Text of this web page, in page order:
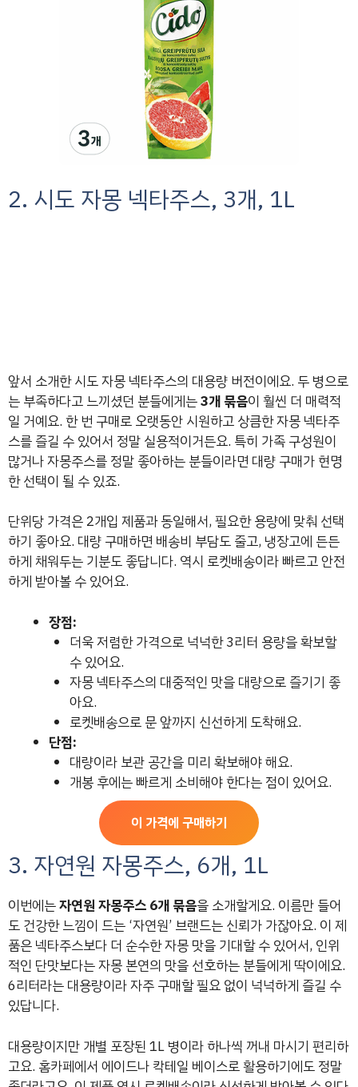
2. 시도 자몽 넥타주스, 3개, 1L
앞서 소개한 시도 자몽 넥타주스의 대용량 버전이에요. 두 병으로
는 부족하다고 느끼셨던 분들에게는3개 묶음이 훨씬 더 매력적
일 거예요. 한 번 구매로 오랫동안 시원하고 상큼한 자몽 넥타주
스를 즐길 수 있어서 정말 실용적이거든요. 특히 가족 구성원이
많거나 자몽주스를 정말 좋아하는 분들이라면 대량 구매가 현명
한 선택이 될 수 있죠.
단위당 가격은 2개입 제품과 동일해서, 필요한 용량에 맞춰 선택
하기 좋아요. 대량 구매하면 배송비 부담도 줄고, 냉장고에 든든
하게 채워두는 기분도 좋답니다. 역시 로켓배송이라 빠르고 안전
하게 받아볼 수 있어요.
장점:
더욱 저렴한 가격으로 넉넉한 3리터 용량을 확보할
수 있어요.
자몽 넥타주스의 대중적인 맛을 대량으로 즐기기 좋
아요.
로켓배송으로 문 앞까지 신선하게 도착해요.
단점:
대량이라 보관 공간을 미리 확보해야 해요.
개봉 후에는 빠르게 소비해야 한다는 점이 있어요.
이 가격에 구매하기
3. 자연원 자몽주스, 6개, 1L
이번에는자연원 자몽주스 6개 묶음을 소개할게요. 이름만 들어
도 건강한 느낌이 드는 ‘자연원’ 브랜드는 신뢰가 가잖아요. 이 제
품은 넥타주스보다 더 순수한 자몽 맛을 기대할 수 있어서, 인위
적인 단맛보다는 자몽 본연의 맛을 선호하는 분들에게 딱이에요.
6리터라는 대용량이라 자주 구매할 필요 없이 넉넉하게 즐길 수
있답니다.
대용량이지만 개별 포장된 1L 병이라 하나씩 꺼내 마시기 편리하
고요. 홈카페에서 에이드나 칵테일 베이스로 활용하기에도 정말